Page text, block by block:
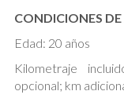
CONDICIONES
Edad: 20 años
Kilometraje
opcional; km